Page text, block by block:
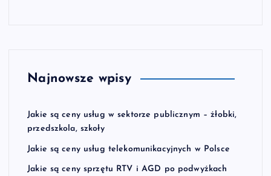
Najnowsze wpisy
Jakie są ceny usług w sektorze publicznym – żłobki,
przedszkola, szkoły
Jakie są ceny usług telekomunikacyjnych w Polsce
Jakie są ceny sprzętu RTV i AGD po podwyżkach